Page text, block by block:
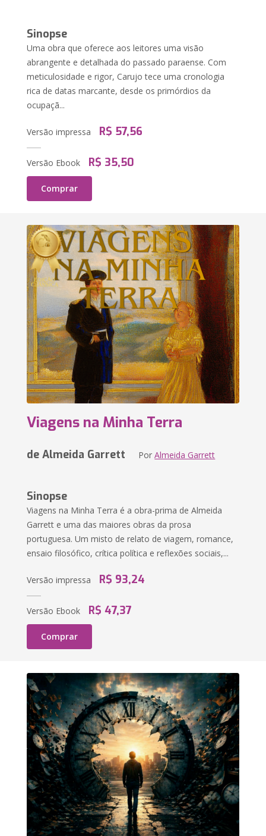
Sinopse
Uma obra que oferece aos leitores uma visão
abrangente e detalhada do passado paraense. Com
meticulosidade e rigor, Carujo tece uma cronologia
rica de datas marcante, desde os primórdios da
ocupaçã...
Versão impressa R$ 57,56
Versão Ebook R$ 35,50
Comprar
Viagens na Minha Terra
de Almeida Garrett PorAlmeida Garrett
Sinopse
Viagens na Minha Terra é a obra-prima de Almeida
Garrett e uma das maiores obras da prosa
portuguesa. Um misto de relato de viagem, romance,
ensaio filosófico, crítica política e reflexões sociais,...
Versão impressa R$ 93,24
Versão Ebook R$ 47,37
Comprar